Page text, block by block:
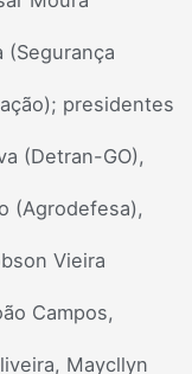
(Segurança
presidentes
(Detran-GO),
(Agrodefesa),
Vieira
Campos,
Maycllyn